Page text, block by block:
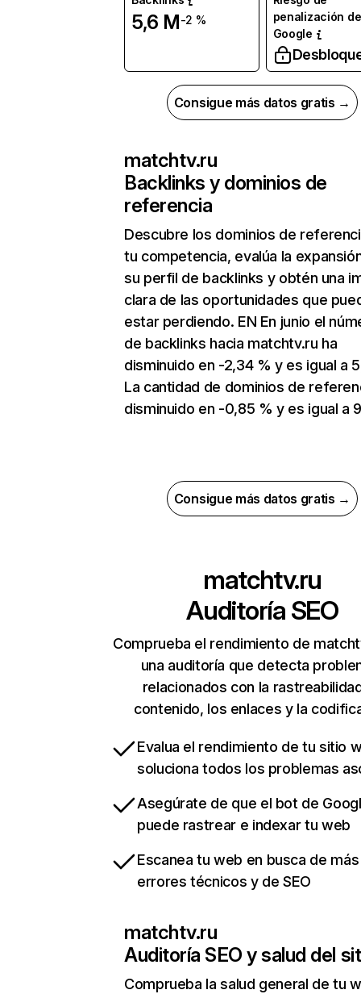
5,6 M-2 %
penalización de
Google
Consigue más datos gratis →
matchtv.ru
Backlinks y dominios de
referencia
Descubre los dominios de
tu competencia, evalúa la
su perfil de backlinks y obtén una
clara de las oportunidades que
estar perdiendo. EN En junio el
de backlinks hacia matchtv.ru ha
disminuido en -2,34 % y es igual a
La cantidad de dominios de
disminuido en -0,85 % y es igual a
Consigue más datos gratis →
matchtv.ru
Auditoría SEO
Comprueba el rendimiento de
una auditoría que detecta
relacionados con la
contenido, los enlaces y la
Evalua el rendimiento de tu sitio
soluciona todos los problemas
Asegúrate de que el bot de
puede rastrear e indexar tu web
Escanea tu web en busca de
errores técnicos y de SEO
matchtv.ru
Auditoría SEO y salud del
Comprueba la salud general de tu